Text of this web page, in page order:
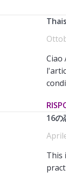
Ciao
16
This